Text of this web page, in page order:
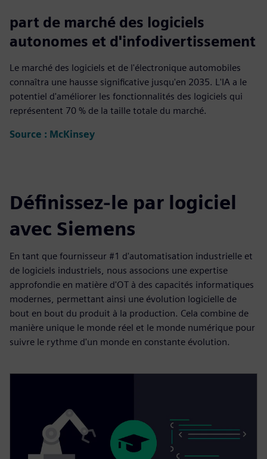
70 %
part de marché des logiciels
autonomes et d'infodivertissement
Le marché des logiciels et de l'électronique automobiles
connaîtra une hausse significative jusqu'en 2035. L'IA a le
potentiel d'améliorer les fonctionnalités des logiciels qui
représentent 70 % de la taille totale du marché.
Source : McKinsey
Définissez-le par logiciel
avec Siemens
En tant que fournisseur #1 d'automatisation industrielle et
de logiciels industriels, nous associons une expertise
approfondie en matière d'OT à des capacités informatiques
modernes, permettant ainsi une évolution logicielle de
bout en bout du produit à la production. Cela combine de
manière unique le monde réel et le monde numérique pour
suivre le rythme d'un monde en constante évolution.